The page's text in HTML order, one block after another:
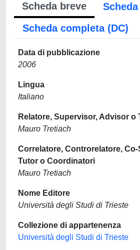
Scheda breve
Scheda completa (DC)
Data di pubblicazione
2006
Lingua
Italiano
Relatore, Supervisor, Advisor o
Mauro Tretiach
Correlatore, Controrelatore,
Tutor o Coordinatori
Mauro Tretiach
Nome Editore
Università degli Studi di Trieste
Collezione di appartenenza
Università degli Studi di Trieste